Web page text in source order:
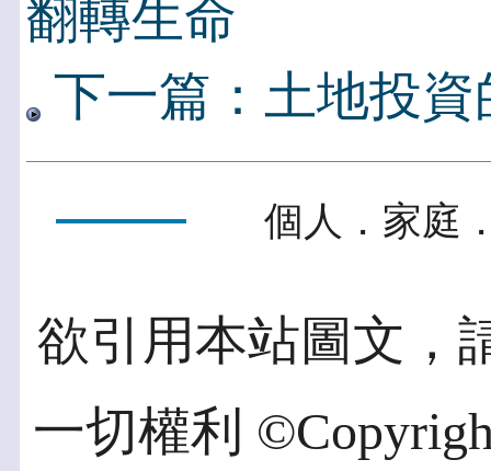
翻轉生命
下一篇：土地投
個人．家庭
欲引用本站圖文，
一切權利